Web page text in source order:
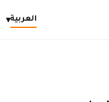
العربية▾